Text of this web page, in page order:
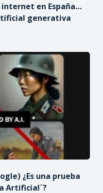
en España…
generativa
¿Es una prueba
Artificial´?